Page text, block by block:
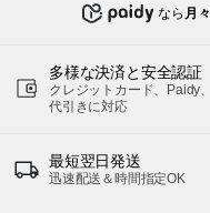
なら 月
多様な決済と安全認証
クレジットカード、Paidy
代引きに対応
最短翌日発送
迅速配送＆時間指定OK